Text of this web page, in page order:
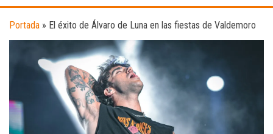
el
música.
Portada » El éxito de Álvaro de Luna en las fiestas de Valdemoro